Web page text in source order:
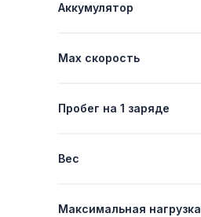
Аккумулятор
Мах скорость
Пробег на 1 заряде
Вес
Максимальная нагрузка